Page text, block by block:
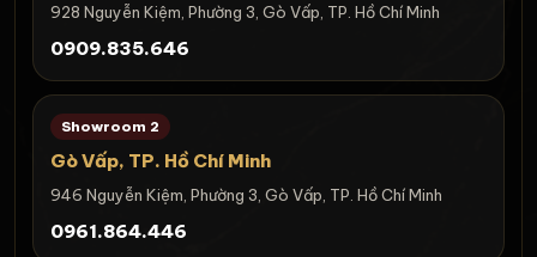
928 Nguyễn Kiệm, Phường 3, Gò Vấp, TP. Hồ Chí Minh
0909.835.646
Showroom 2
Gò Vấp, TP. Hồ Chí Minh
946 Nguyễn Kiệm, Phường 3, Gò Vấp, TP. Hồ Chí Minh
0961.864.446